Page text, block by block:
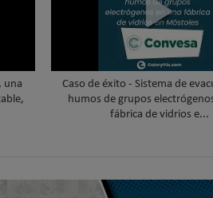
una
Caso de éxito - Sistema de
humos de grupos
fábrica de vidrios e...